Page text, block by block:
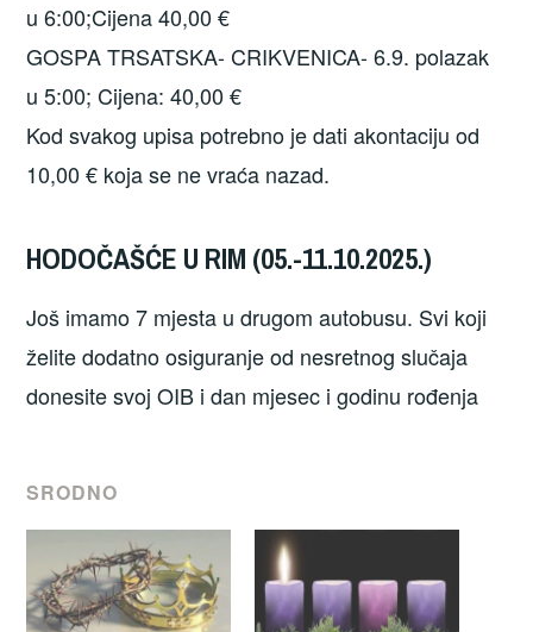
u 6:00;Cijena 40,00 €
GOSPA TRSATSKA- CRIKVENICA- 6.9. polazak
u 5:00; Cijena: 40,00 €
Kod svakog upisa potrebno je dati akontaciju od
10,00 € koja se ne vraća nazad.
HODOČAŠĆE U RIM (05.-11.10.2025.)
Još imamo 7 mjesta u drugom autobusu. Svi koji
želite dodatno osiguranje od nesretnog slučaja
donesite svoj OIB i dan mjesec i godinu rođenja
SRODNO